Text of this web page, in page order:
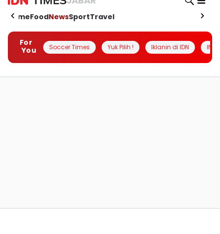
HomeFoodNewsSportTravel
For
You
Soccer Times Yuk Pilih ! Iklanin di IDN